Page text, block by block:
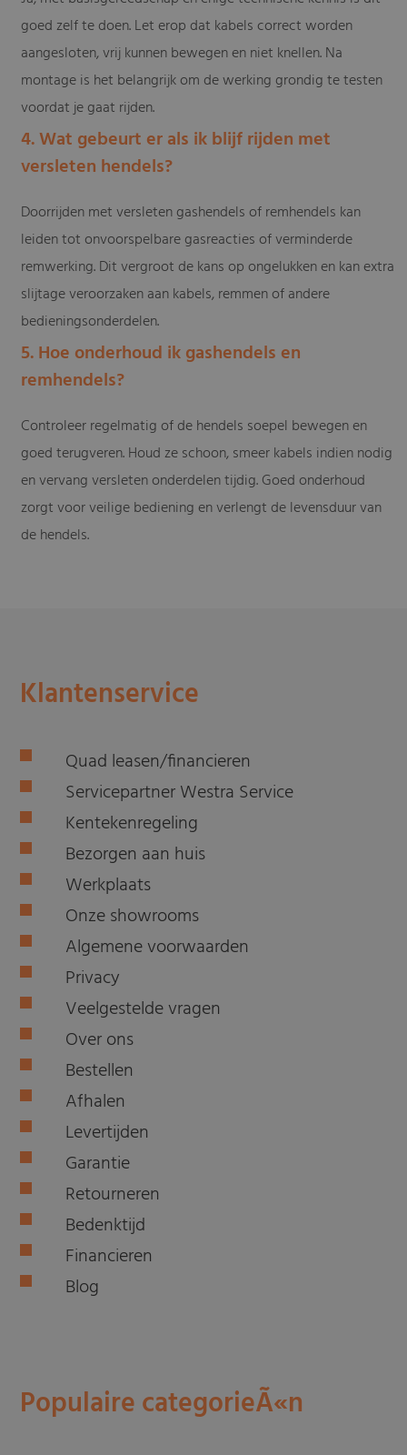
goed zelf te doen. Let erop dat kabels correct worden
aangesloten, vrij kunnen bewegen en niet knellen. Na
montage is het belangrijk om de werking grondig te testen
voordat je gaat rijden.
4. Wat gebeurt er als ik blijf rijden met
versleten hendels?
Doorrijden met versleten gashendels of remhendels kan
leiden tot onvoorspelbare gasreacties of verminderde
remwerking. Dit vergroot de kans op ongelukken en kan extra
slijtage veroorzaken aan kabels, remmen of andere
bedieningsonderdelen.
5. Hoe onderhoud ik gashendels en
remhendels?
Controleer regelmatig of de hendels soepel bewegen en
goed terugveren. Houd ze schoon, smeer kabels indien nodig
en vervang versleten onderdelen tijdig. Goed onderhoud
zorgt voor veilige bediening en verlengt de levensduur van
de hendels.
Klantenservice
Quad leasen/financieren
Servicepartner Westra Service
Kentekenregeling
Bezorgen aan huis
Werkplaats
Onze showrooms
Algemene voorwaarden
Privacy
Veelgestelde vragen
Over ons
Bestellen
Afhalen
Levertijden
Garantie
Retourneren
Bedenktijd
Financieren
Blog
Populaire categorieÃ«n